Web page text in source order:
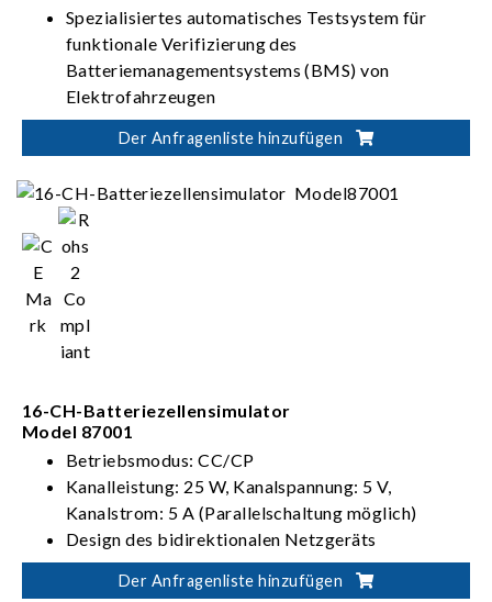
Spezialisiertes automatisches Testsystem für
funktionale Verifizierung des
Batteriemanagementsystems (BMS) von
Elektrofahrzeugen
Verfügt über Prüfpunkte für BMS mit Master-
Slave-Architektur
Kommunikationsprotokolle, z. B. CANbus,
CANFD, LINbus und mehr
Der Anfragenliste hinzufügen
16-CH-Batteriezellensimulator
Model 87001
Betriebsmodus: CC/CP
Kanalleistung: 25 W, Kanalspannung: 5 V,
Kanalstrom: 5 A (Parallelschaltung möglich)
Design des bidirektionalen Netzgeräts
Kann Spannung eines 480-Zellen-Batteriepacks
simulieren (240 cells in series and 2 cells in
Der Anfragenliste hinzufügen